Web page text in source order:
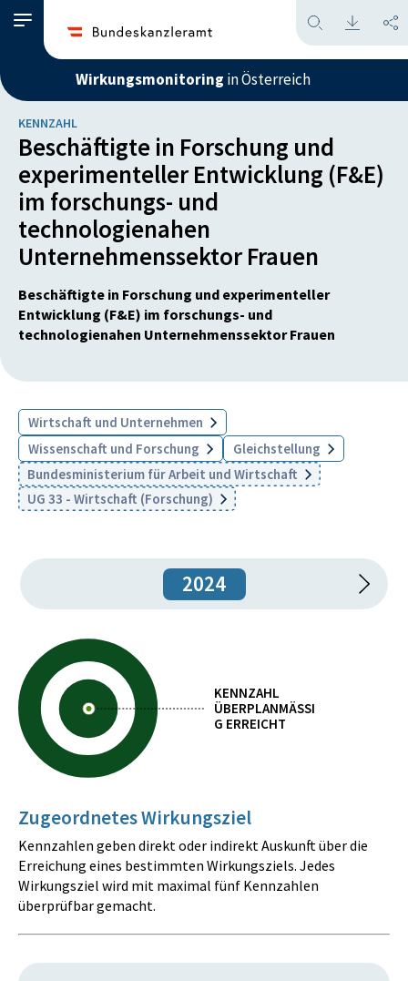
Wirkungsmonitoring in Österreich
KENNZAHL
Beschäftigte in Forschung und
experimenteller Entwicklung (F&E)
im forschungs- und
technologienahen
Unternehmenssektor Frauen
Beschäftigte in Forschung und experimenteller
Entwicklung (F&E) im forschungs- und
technologienahen Unternehmenssektor Frauen
Wirtschaft und Unternehmen
Wissenschaft und Forschung
Gleichstellung
Bundesministerium für Arbeit und Wirtschaft
UG 33 - Wirtschaft (Forschung)
2024
KENNZAHL
ÜBERPLANMÄSSIG
ERREICHT
Zugeordnetes Wirkungsziel
Kennzahlen geben direkt oder indirekt Auskunft über die
Erreichung eines bestimmten Wirkungsziels. Jedes
Wirkungsziel wird mit maximal fünf Kennzahlen
überprüfbar gemacht.